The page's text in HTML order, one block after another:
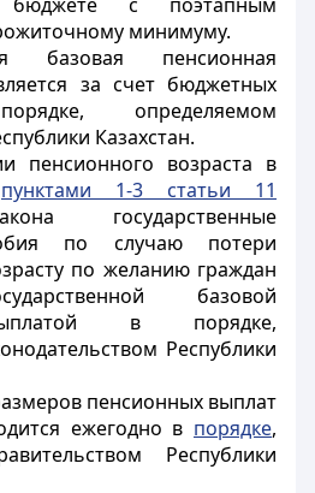
минимуму.
базовая пенсионная
за счет бюджетных
определяемом
Казахстан.
пенсионного возраста в
пунктами 1-3 статьи 11
государственные
по случаю потери
по желанию граждан
базовой
в порядке,
Республики
пенсионных выплат
ежегодно в порядке,
Республики